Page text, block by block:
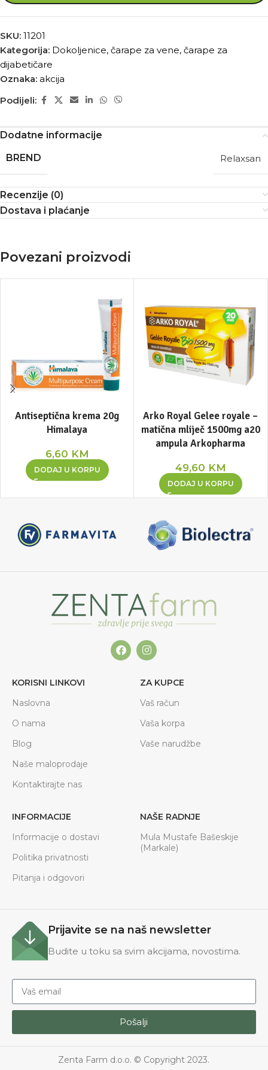
SKU: 11201
Kategorija: Dokoljenice, čarape za vene, čarape za
dijabetičare
Oznaka: akcija
Podijeli:
Dodatne informacije
BREND
Relaxsan
Recenzije (0)
Dostava i plaćanje
Povezani proizvodi
Antiseptična krema 20g
Himalaya
6,60 KM
DODAJ U KORPU
Arko Royal Gelee royale –
matična mliječ 1500mg a20
ampula Arkopharma
49,60 KM
DODAJ U KORPU
KORISNI LINKOVI
Naslovna
O nama
Blog
Naše maloprodaje
Kontaktirajte nas
ZA KUPCE
Vaš račun
Vaša korpa
Vaše narudžbe
INFORMACIJE
Informacije o dostavi
Politika privatnosti
Pitanja i odgovori
NAŠE RADNJE
Mula Mustafe Bašeskije
(Markale)
Prijavite se na naš newsletter
Budite u toku sa svim akcijama, novostima.
Pošalji
Zenta Farm d.o.o. © Copyright 2023.